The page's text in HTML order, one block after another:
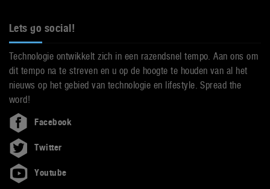
Lets go social!
Technologie ontwikkelt zich in een razendsnel tempo. Aan ons om
dit tempo na te streven en u op de hoogte te houden van al het
nieuws op het gebied van technologie en lifestyle. Spread the
word!
Facebook
Twitter
Youtube